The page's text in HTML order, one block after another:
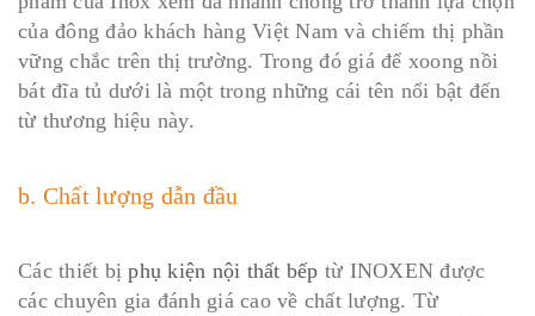
của đông đảo khách hàng Việt Nam và chiếm thị phần
vững chắc trên thị trường. Trong đó giá để xoong nồi
bát đĩa tủ dưới là một trong những cái tên nổi bật đến
từ thương hiệu này.
b. Chất lượng dẫn đầu
Các thiết bịphụ kiện nội thất bếp từ INOXEN được
các chuyên gia đánh giá cao về chất lượng. Từ